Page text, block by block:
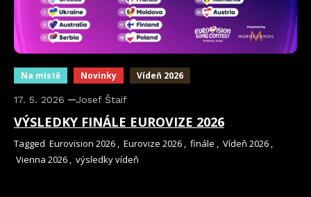
Na místě Novinky Vídeň 2026
17. 5. 2026 Josef Štaif
VÝSLEDKY FINÁLE EUROVIZE 2026
Tagged Eurovision 2026 , Eurovize 2026 , finále , Vídeň 2026 ,
Vienna 2026 , výsledky vídeň